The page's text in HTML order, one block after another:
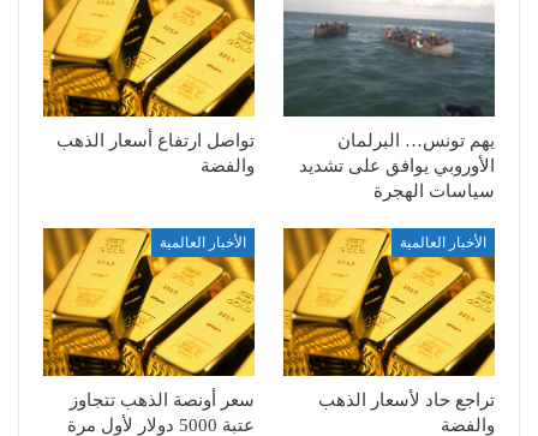
يهم تونس… البرلمان
الأوروبي يوافق على تشديد
سياسات الهجرة
تواصل ارتفاع أسعار الذهب
والفضة
الأخبار العالمية
تراجع حاد لأسعار الذهب
والفضة
الأخبار العالمية
سعر أونصة الذهب تتجاوز
عتبة 5000 دولار لأول مرة